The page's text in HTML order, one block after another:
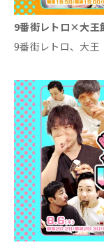
9番街レトロ×大王
9番街レトロ、大王